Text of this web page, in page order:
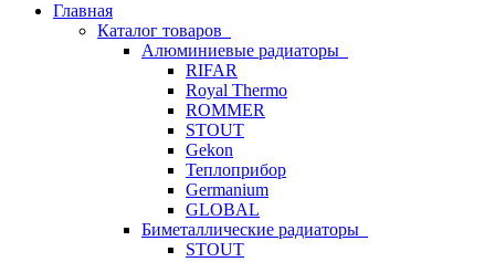
Главная
Каталог товаров
Алюминиевые радиаторы
RIFAR
Royal Thermo
ROMMER
STOUT
Gekon
Теплоприбор
Germanium
GLOBAL
Биметаллические радиаторы
STOUT